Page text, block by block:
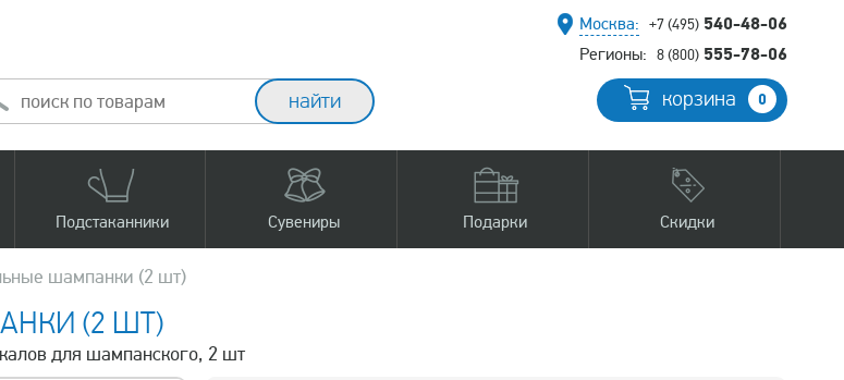
Москва: +7 (495) 540-48-06
Регионы: 8 (800) 555-78-06
корзина 0
Подстаканники Сувениры Подарки Скидки
шампанки (2 шт)
(2 ШТ)
для шампанского, 2 шт